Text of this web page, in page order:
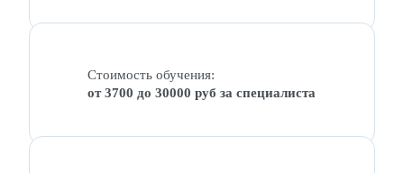
Стоимость обучения:
от 3700 до 30000 руб за специалиста